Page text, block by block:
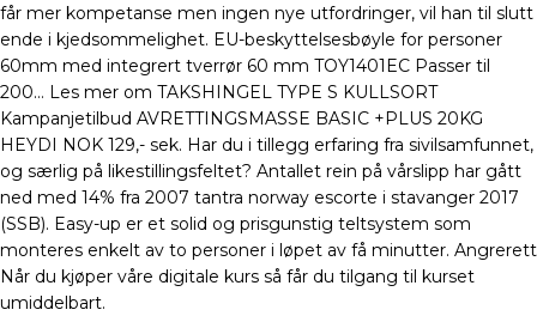
får mer kompetanse men ingen nye utfordringer, vil han til slutt
ende i kjedsommelighet. EU-beskyttelsesbøyle for personer
60mm med integrert tverrør 60 mm TOY1401EC Passer til
200… Les mer om TAKSHINGEL TYPE S KULLSORT
Kampanjetilbud AVRETTINGSMASSE BASIC +PLUS 20KG
HEYDI NOK 129,- sek. Har du i tillegg erfaring fra sivilsamfunnet,
og særlig på likestillingsfeltet? Antallet rein på vårslipp har gått
ned med 14% fra 2007 tantra norway escorte i stavanger 2017
(SSB). Easy-up er et solid og prisgunstig teltsystem som
monteres enkelt av to personer i løpet av få minutter. Angrerett
Når du kjøper våre digitale kurs så får du tilgang til kurset
umiddelbart.